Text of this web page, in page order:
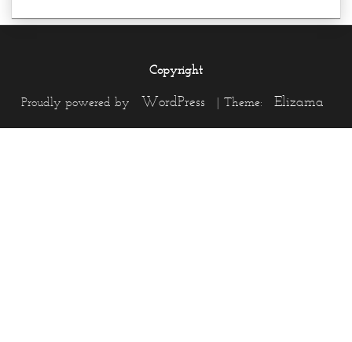
Copyright
Proudly powered by WordPress | Theme: Elizama